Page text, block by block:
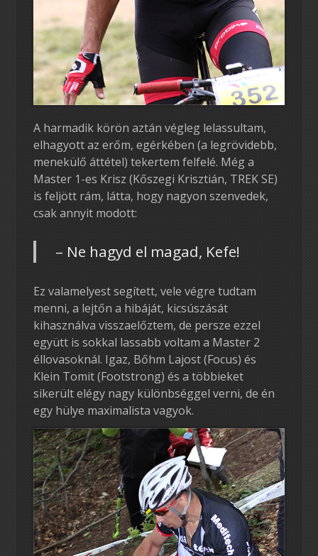
A harmadik körön aztán végleg lelassultam,
elhagyott az erőm, egérkében (a legrövidebb,
menekülő áttétel) tekertem felfelé. Még a
Master 1-es Krisz (Kőszegi Krisztián, TREK SE)
is feljött rám, látta, hogy nagyon szenvedek,
csak annyit modott:
– Ne hagyd el magad, Kefe!
Ez valamelyest segített, vele végre tudtam
menni, a lejtőn a hibáját, kicsúszását
kihasználva visszaelőztem, de persze ezzel
együtt is sokkal lassabb voltam a Master 2
éllovasoknál. Igaz, Bőhm Lajost (Focus) és
Klein Tomit (Footstrong) és a többieket
sikerült elégy nagy különbséggel verni, de én
egy hülye maximalista vagyok.